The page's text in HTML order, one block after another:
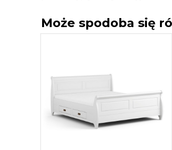
Może spodoba się